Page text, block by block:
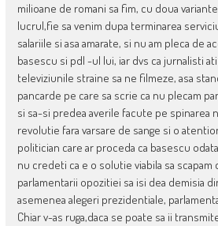
milioane de romani sa fim, cu doua
lucrul,fie sa venim dupa terminarea
salariile si asa amarate, si nu am pleca de
basescu si pdl -ul lui, iar dvs ca jurnalisti
televiziunile straine sa ne filmeze, asa
pancarde pe care sa scrie ca nu plecam
si sa-si predea averile facute pe spinarea
revolutie fara varsare de sange si o
politician care ar proceda ca basescu
nu credeti ca e o solutie viabila sa scapam
parlamentarii opozitiei sa isi dea demisia
asemenea alegeri prezidentiale,
Chiar v-as ruga,daca se poate sa ii